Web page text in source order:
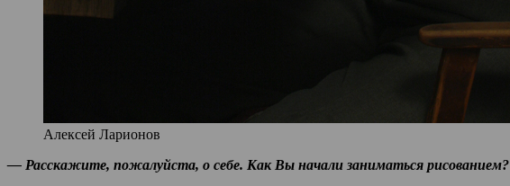
Алексей Ларионов
— Расскажите, пожалуйста, о себе. Как Вы начали заниматься рисованием?